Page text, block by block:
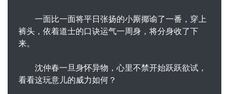
一面比一面将平日张扬的小厮揶谕了一番，穿上
裤头，依着道士的口诀运气一周身，将分身收了下
来。
沈仲春一旦身怀异物，心里不禁开始跃跃欲试，
看看这玩意儿的威力如何？